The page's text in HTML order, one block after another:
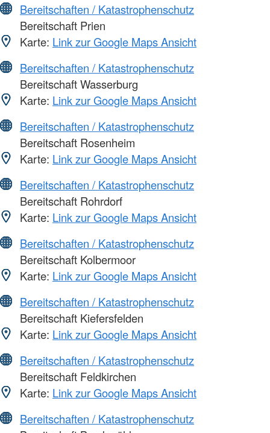
Bereitschaften / Katastrophenschutz
Bereitschaft Prien
Karte: Link zur Google Maps Ansicht
Bereitschaften / Katastrophenschutz
Bereitschaft Wasserburg
Karte: Link zur Google Maps Ansicht
Bereitschaften / Katastrophenschutz
Bereitschaft Rosenheim
Karte: Link zur Google Maps Ansicht
Bereitschaften / Katastrophenschutz
Bereitschaft Rohrdorf
Karte: Link zur Google Maps Ansicht
Bereitschaften / Katastrophenschutz
Bereitschaft Kolbermoor
Karte: Link zur Google Maps Ansicht
Bereitschaften / Katastrophenschutz
Bereitschaft Kiefersfelden
Karte: Link zur Google Maps Ansicht
Bereitschaften / Katastrophenschutz
Bereitschaft Feldkirchen
Karte: Link zur Google Maps Ansicht
Bereitschaften / Katastrophenschutz